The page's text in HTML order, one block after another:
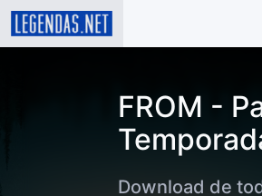
FROM -
Download de